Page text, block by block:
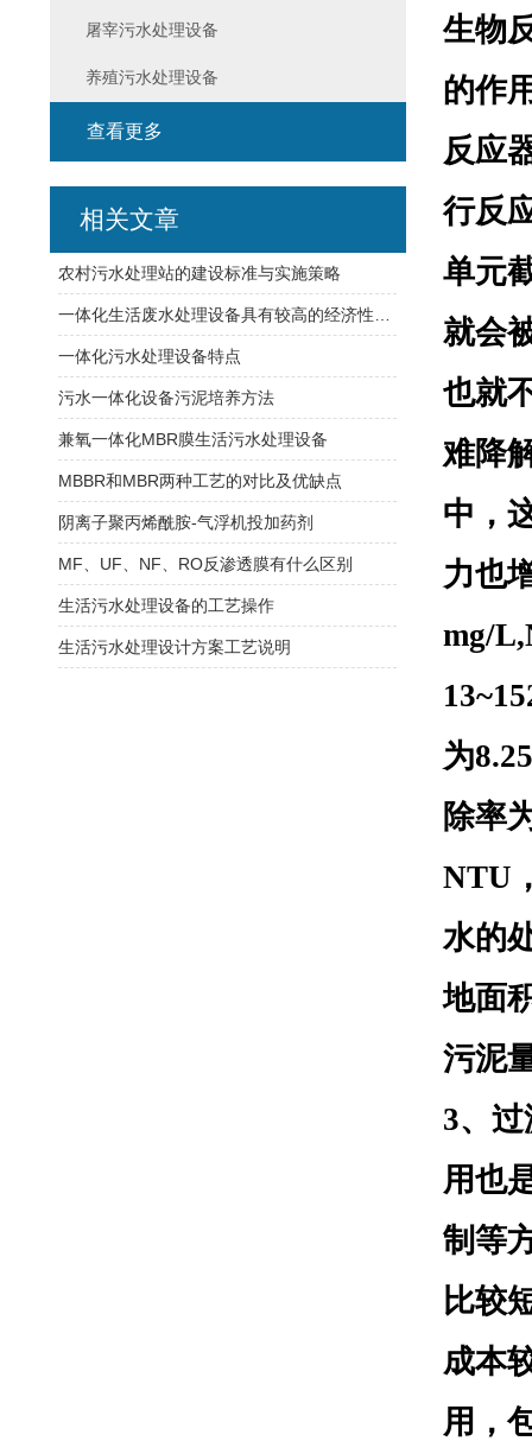
生物
的作
反应
行反
单元
就会
也就
难降
中，
力也
mg/
为
除率
NTU
水的
地面
污泥
3、过
用也
制等
比较
成本
用，
屠宰污水处理设备
养殖污水处理设备
查看更多
相关文章
农村污水处理站的建设标准与实施策略
一体化污水处理设备特点
污水一体化设备污泥培养方法
兼氧一体化MBR膜生活污水处理设备
MBBR和MBR两种工艺的对比及优缺点
阴离子聚丙烯酰胺-气浮机投加药剂
MF、UF、NF、RO反渗透膜有什么区别
生活污水处理设备的工艺操作
生活污水处理设计方案工艺说明